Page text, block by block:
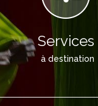
Services
à destination